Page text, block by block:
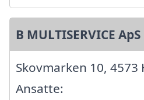
B MULTISERVICE ApS
Skovmarken 10, 4573
Ansatte: